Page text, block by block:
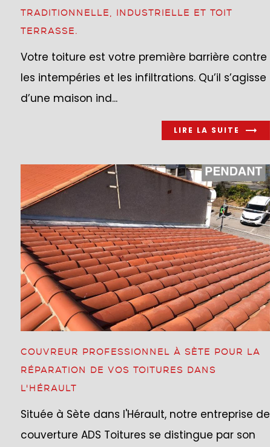
TRADITIONNELLE, INDUSTRIELLE ET TOIT
TERRASSE.
Votre toiture est votre première barrière contre
les intempéries et les infiltrations. Qu’il s’agisse
d’une maison ind...
LIRE LA SUITE
COUVREUR PROFESSIONNEL À SÈTE POUR LA
RÉPARATION DE VOS TOITURES DANS
L'HÉRAULT
Située à Sète dans l'Hérault, notre entreprise de
couverture ADS Toitures se distingue par son